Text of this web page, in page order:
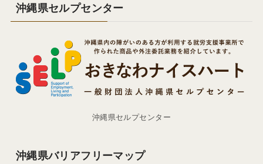
沖縄県セルプセンター
沖縄県セルプセンター
沖縄県バリアフリーマップ